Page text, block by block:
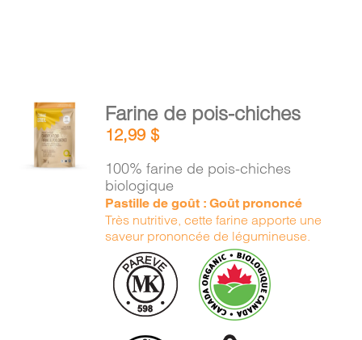
AJOUTER
AU
PANIER
Farine de pois-chiches
12,99$
100% farine de pois-chiches
biologique
Pastille de goût : Goût prononcé
Très nutritive, cette farine apporte une
saveur prononcée de légumineuse.